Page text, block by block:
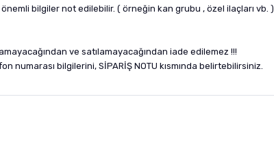
bilgiler not edilebilir. ( örneğin kan grubu , özel ilaçları vb. )
ve satılamayacağından iade edilemez !!!
numarası bilgilerini, SİPARİŞ NOTU kısmında belirtebilirsiniz.